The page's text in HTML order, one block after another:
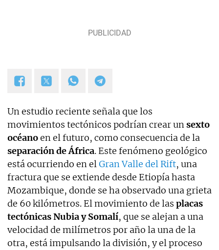
Un estudio reciente señala que los
movimientos tectónicos podrían crear unsexto
océanoen el futuro, como consecuencia de la
separación de África. Este fenómeno geológico
está ocurriendo en elGran Valle del Rift, una
fractura que se extiende desde Etiopía hasta
Mozambique, donde se ha observado una grieta
de 60 kilómetros. El movimiento de las placas
tectónicas Nubia y Somalí, que se alejan a una
velocidad de milímetros por año la una de la
otra, está impulsando la división, y el proceso